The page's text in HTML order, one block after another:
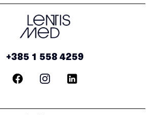
+385 1 558 4259